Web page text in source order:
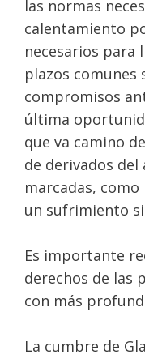
las normas
calentamiento
necesarios para
plazos comunes
compromisos
última
que va camino
de derivados
marcadas,
un sufrimiento
Es importante
derechos de las
con más
La cumbre de